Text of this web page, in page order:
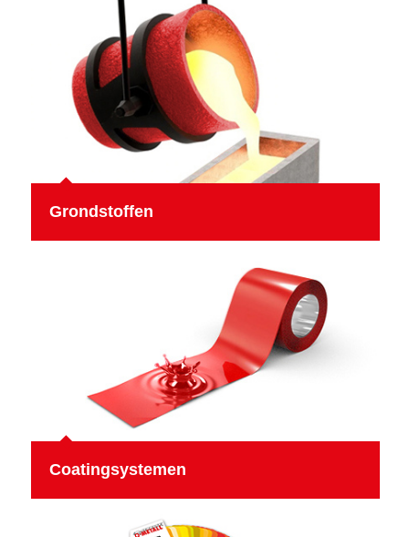
Grondstoffen
Coatingsystemen